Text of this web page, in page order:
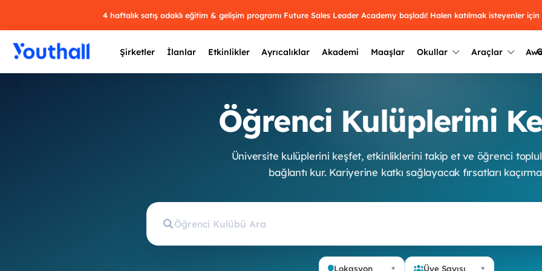
4 haftalık satış odaklı eğitim & gelişim programı Future Sales Leader Academy başladı! Halen katılmak isteyenler
Şirketler İlanlar Etkinlikler Ayrıcalıklar Akademi Maaşlar Okullar
Üniversite kulüplerini ve
Türkiye ve dünyadaki
hakkında bilgi al.
Araçlar
29 kategoride en iyileri sen seç.
2025 Kazananları
2024Kazananları
2023Kazananları
Öğrenci Kulüplerini
Üniversite kulüplerini keşfet, etkinliklerini takip et ve öğrenci
bağlantı kur. Kariyerine katkı sağlayacak fırsatları
Lokasyon Üye Sayısı